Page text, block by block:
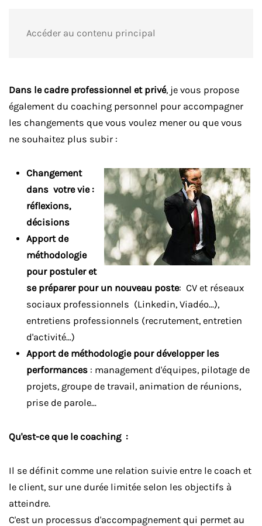
Accéder au contenu principal
Dans le cadre professionnel et privé, je vous propose
également du coaching personnel pour accompagner
les changements que vous voulez mener ou que vous
ne souhaitez plus subir :
Changement
dans votre vie :
réflexions,
décisions
Apport de
méthodologie
pour postuler et
se préparer pour un nouveau poste: CV et réseaux
sociaux professionnels (Linkedin, Viadéo...),
entretiens professionnels (recrutement, entretien
d'activité...)
Apport de méthodologie pour développer les
performances : management d'équipes, pilotage de
projets, groupe de travail, animation de réunions,
prise de parole...
Qu'est-ce que le coaching :
Il se définit comme une relation suivie entre le coach et
le client, sur une durée limitée selon les objectifs à
atteindre.
C'est un processus d'accompagnement qui permet au